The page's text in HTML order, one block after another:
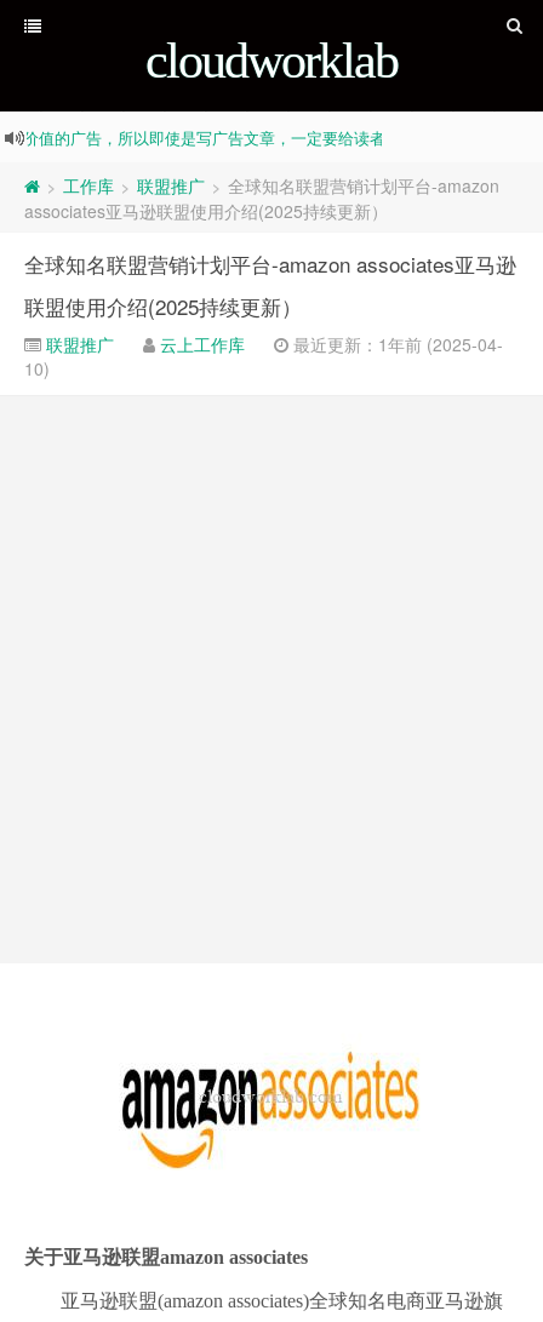
cloudworklab
有价值的广告，所以即使是写广告文章，一定要给读者带来价值 其
Stand Alone Complex
truth is also truth Fake-news is also news, Half-truth
> 工作库 > 联盟推广 > 全球知名联盟营销计划平台-amazon
associates亚马逊联盟使用介绍(2025持续更新）
全球知名联盟营销计划平台-amazon associates亚马逊
联盟使用介绍(2025持续更新）
联盟推广 云上工作库
最近更新：1年前 (2025-04-
10)
关于亚马逊联盟amazon associates
亚马逊联盟(amazon associates)全球知名电商亚马逊旗